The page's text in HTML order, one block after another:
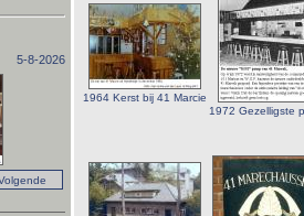
1964 Kerst bij 41 Marcie
1972 Gezelligste
5-8-2026